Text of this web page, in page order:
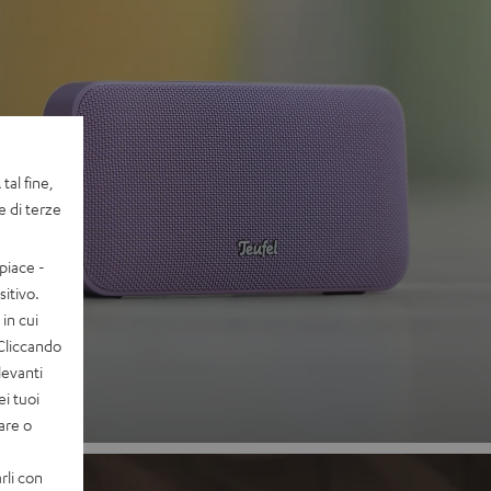
2
fine,
di terze
-
in cui
tuoi
o
con